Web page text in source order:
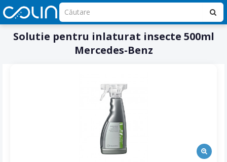
Solutie pentru inlaturat insecte 500ml
Mercedes-Benz